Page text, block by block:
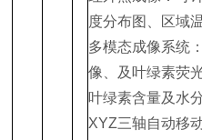
度分布图、区域
多模态成像系统‌
像、及叶绿素荧
叶绿素含量及水
XYZ三轴自动移